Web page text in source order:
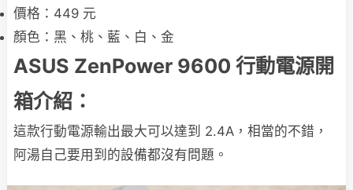
價格：449 元
顏色：黑、桃、藍、白、金
ASUS ZenPower 9600 行動電源開
箱介紹：
這款行動電源輸出最大可以達到 2.4A，相當的不錯，
阿湯自己要用到的設備都沒有問題。